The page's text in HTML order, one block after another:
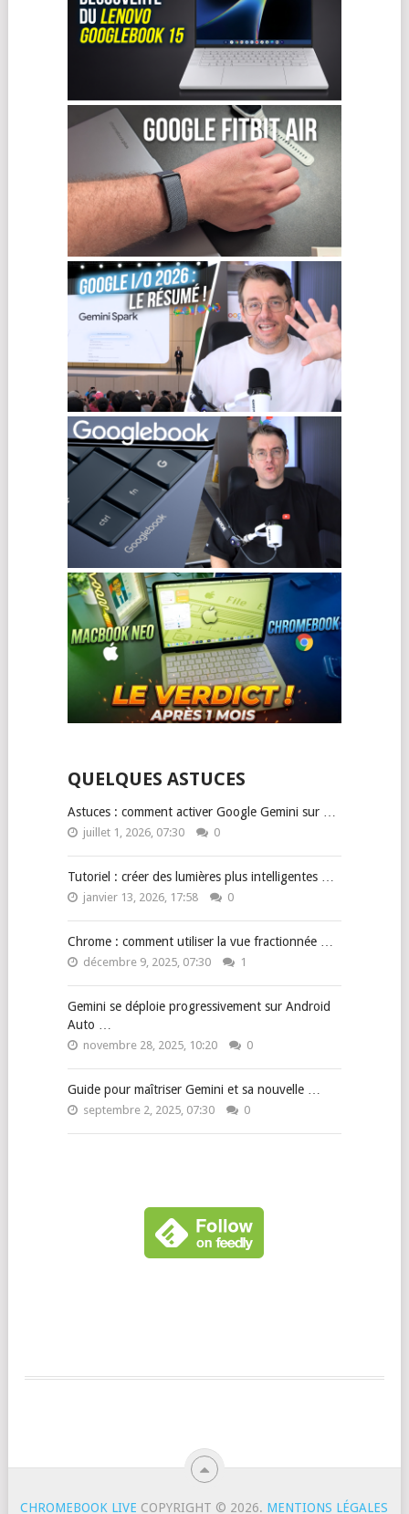
QUELQUES ASTUCES
Astuces : comment activer Google Gemini sur …
juillet 1, 2026, 07:30 0
Tutoriel : créer des lumières plus intelligentes …
janvier 13, 2026, 17:58 0
Chrome : comment utiliser la vue fractionnée …
décembre 9, 2025, 07:30 1
Gemini se déploie progressivement sur Android
Auto …
novembre 28, 2025, 10:20 0
Guide pour maîtriser Gemini et sa nouvelle …
septembre 2, 2025, 07:30 0
CHROMEBOOK LIVE COPYRIGHT © 2026. MENTIONS LÉGALES